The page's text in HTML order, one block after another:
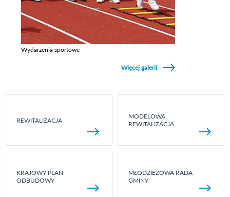
Wydarzenia sportowe
Więcej galerii
REWITALIZACJA
MODELOWA
REWITALIZACJA
KRAJOWY PLAN
ODBUDOWY
MŁODZIEŻOWA RADA
GMINY